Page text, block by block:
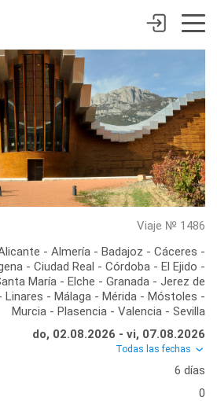
Viaje № 1486
- Almería - Badajoz - Cáceres -
- Ciudad Real - Córdoba - El Ejido -
María - Elche - Granada - Jerez de
Linares - Málaga - Mérida - Móstoles -
Murcia - Plasencia - Valencia - Sevilla
do, 02.08.2026 - vi, 07.08.2026
Todas las fechas
6 días
0